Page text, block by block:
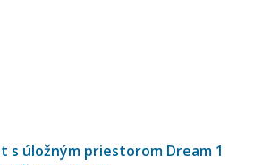
s úložným priestorom Dream 1